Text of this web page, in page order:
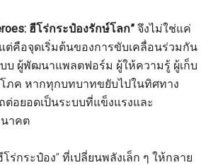
ฮีโร่กระป๋องรักษ์โลก”จึงไม่ใช่แค่
ต่คือจุดเริ่มต้นของการขับเคลื่อนร่วมกัน
บบ ผู้พัฒนาแพลตฟอร์ม ผู้ให้ความรู้ ผู้เก็บ
ภค หากทุกบทบาทขยับไปในทิศทาง
ต่อยอดเป็นระบบที่แข็งแรงและ
าคต
ร่กระป๋อง” ที่เปลี่ยนพลังเล็ก ๆ ให้กลาย